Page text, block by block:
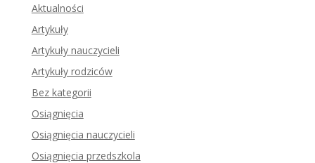
Aktualności
Artykuły
Artykuły nauczycieli
Artykuły rodziców
Bez kategorii
Osiągnięcia
Osiągnięcia nauczycieli
Osiągnięcia przedszkola